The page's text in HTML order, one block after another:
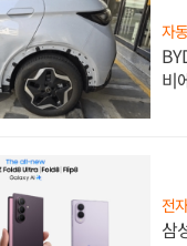
자
비
전
삼